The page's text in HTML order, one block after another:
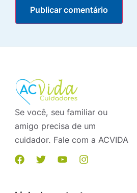
Se você, seu familiar ou
amigo precisa de um
cuidador. Fale com a ACVIDA